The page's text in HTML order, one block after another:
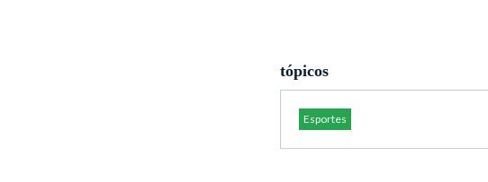
tópicos
Esportes